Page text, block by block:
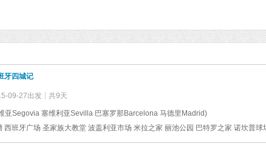
牙四城记
09-27出发 共9天
亚Segovia 塞维利亚Sevilla 巴塞罗那Barcelona 马德里Madrid)